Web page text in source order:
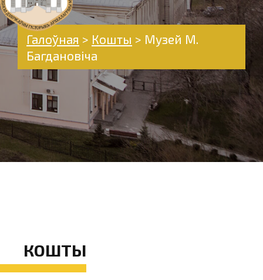
Галоўная > Кошты > Музей М.
Багдановіча
КОШТЫ